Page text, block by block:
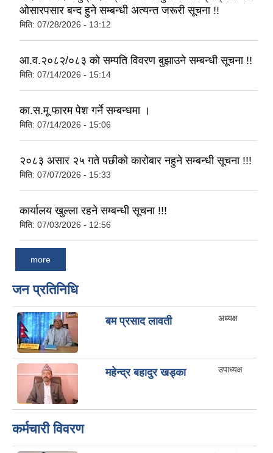
ओसारपसार बन्द हुने सम्बन्धी अत्यन्त जरूरी सूचना !!
मिति: 07/28/2026 - 13:12
आ.व.२०८२/०८३ को सम्पति विवरण बुझाउने सम्बन्धी सूचना !!
मिति: 07/14/2026 - 15:14
का.स.मू फारम पेश गर्ने सम्बन्धमा ।
मिति: 07/14/2026 - 15:06
२०८३ असार २५ गते पछीको कारोबार नहुने सम्बन्धी सूचना !!!
मिति: 07/07/2026 - 15:33
कार्यालय खुल्ला रहने सम्बन्धी सूचना !!!
मिति: 07/03/2026 - 12:56
more
जन प्रतिनिधि
बम प्रसाद लावती अध्यक्ष
महेन्द्र बहादुर खड्का उपाध्यक्ष
कर्मचारी विवरण